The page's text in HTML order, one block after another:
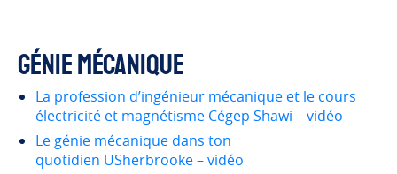
Génie mécanique
La profession d’ingénieur mécanique et le cours
électricité et magnétisme Cégep Shawi – vidéo
Le génie mécanique dans ton
quotidien USherbrooke – vidéo